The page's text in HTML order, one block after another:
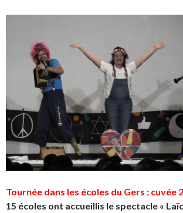
Tournée dans les écoles du Gers : cuvée
15 écoles ont accueillis le spectacle «